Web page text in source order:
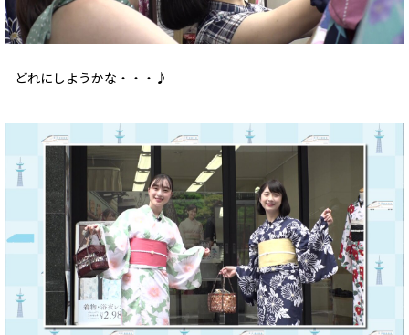
どれにしようかな・・・♪